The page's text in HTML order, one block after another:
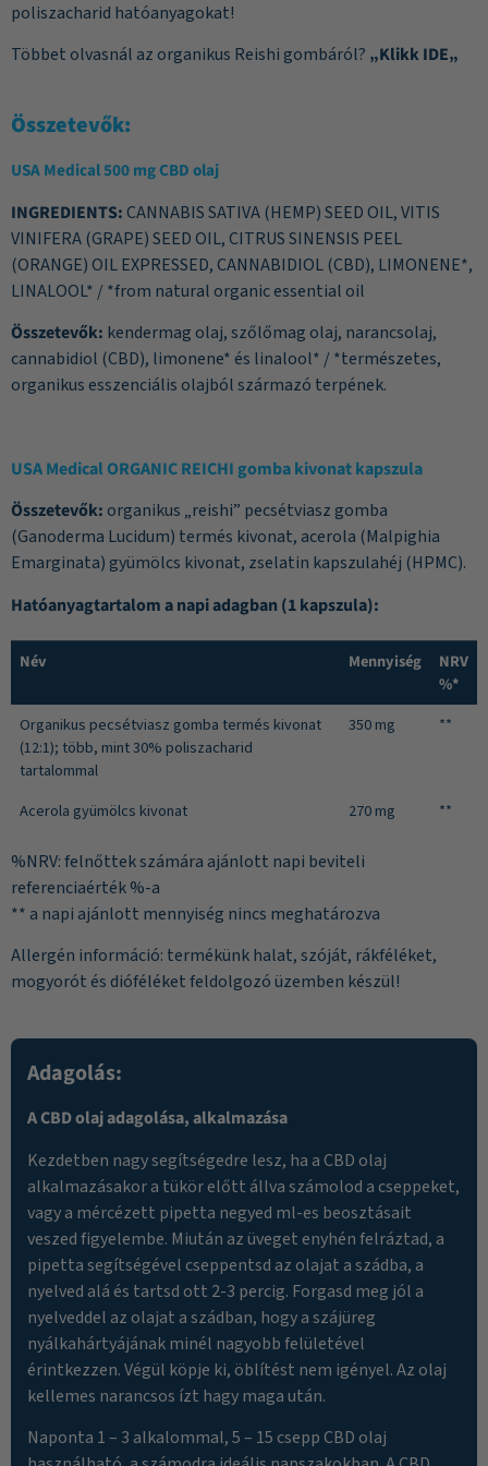
poliszacharid hatóanyagokat!
Többet olvasnál az organikus Reishi gombáról? „Klikk IDE„
Összetevők:
USA Medical 500 mg CBD olaj
INGREDIENTS:CANNABIS SATIVA (HEMP) SEED OIL, VITIS
VINIFERA (GRAPE) SEED OIL, CITRUS SINENSIS PEEL
(ORANGE) OIL EXPRESSED, CANNABIDIOL (CBD), LIMONENE*,
LINALOOL* / *from natural organic essential oil
Összetevők: kendermag olaj, szőlőmag olaj, narancsolaj,
cannabidiol (CBD), limonene* és linalool* / *természetes,
organikus esszenciális olajból származó terpének.
USA Medical ORGANIC REICHI gomba kivonat kapszula
Összetevők: organikus „reishi” pecsétviasz gomba
(Ganoderma Lucidum) termés kivonat, acerola (Malpighia
Emarginata) gyümölcs kivonat, zselatin kapszulahéj (HPMC).
Hatóanyagtartalom a napi adagban (1 kapszula):
Név Mennyiség
NRV
%*
Organikus pecsétviasz gomba termés kivonat
(12:1); több, mint 30% poliszacharid
tartalommal
350 mg **
Acerola gyümölcs kivonat 270 mg **
%NRV: felnőttek számára ajánlott napi beviteli
referenciaérték %-a
** a napi ajánlott mennyiség nincs meghatározva
Allergén információ: termékünk halat, szóját, rákféléket,
mogyorót és dióféléket feldolgozó üzemben készül!
Adagolás:
A CBD olaj adagolása, alkalmazása
Kezdetben nagy segítségedre lesz, ha a CBD olaj
alkalmazásakor a tükör előtt állva számolod a cseppeket,
vagy a mércézett pipetta negyed ml-es beosztásait
veszed figyelembe. Miután az üveget enyhén felráztad, a
pipetta segítségével cseppentsd az olajat a szádba, a
nyelved alá és tartsd ott 2-3 percig. Forgasd meg jól a
nyelveddel az olajat a szádban, hogy a szájüreg
nyálkahártyájának minél nagyobb felületével
érintkezzen. Végül köpje ki, öblítést nem igényel. Az olaj
kellemes narancsos ízt hagy maga után.
Naponta 1 – 3 alkalommal, 5 – 15 csepp CBD olaj